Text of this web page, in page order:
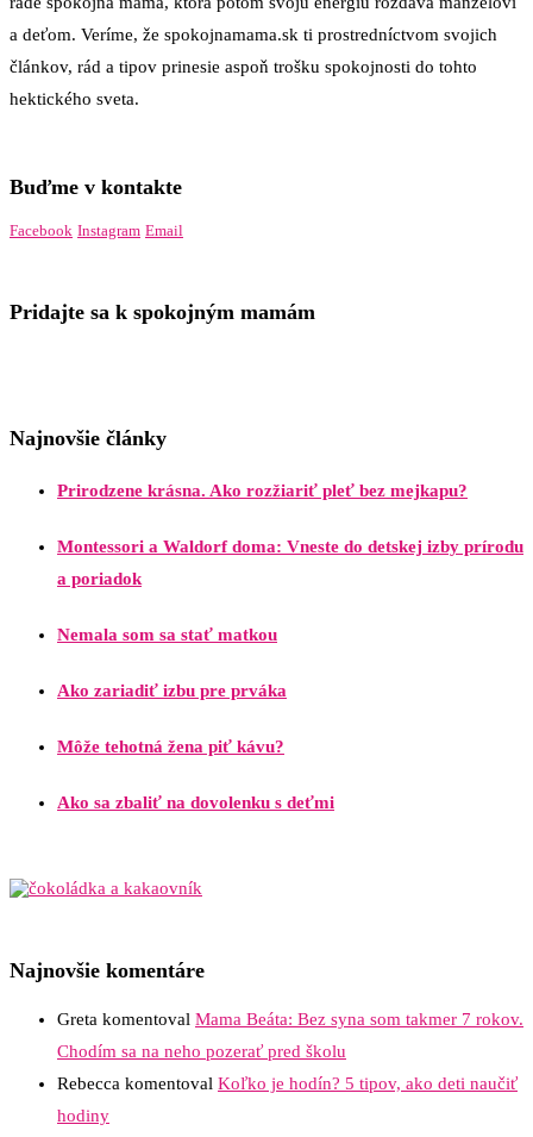
a deťom. Veríme, že spokojnamama.sk ti prostredníctvom svojich
článkov, rád a tipov prinesie aspoň trošku spokojnosti do tohto
hektického sveta.
Buďme v kontakte
Facebook Instagram Email
Pridajte sa k spokojným mamám
Najnovšie články
Prirodzene krásna. Ako rozžiariť pleť bez mejkapu?
Montessori a Waldorf doma: Vneste do detskej izby prírodu
a poriadok
Nemala som sa stať matkou
Ako zariadiť izbu pre prváka
Môže tehotná žena piť kávu?
Ako sa zbaliť na dovolenku s deťmi
Najnovšie komentáre
Greta komentoval Mama Beáta: Bez syna som takmer 7 rokov.
Chodím sa na neho pozerať pred školu
Rebecca komentoval Koľko je hodín? 5 tipov, ako deti naučiť
hodiny